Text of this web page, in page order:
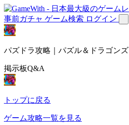
事前ガチャ ゲーム検索 ログイン
パズドラ攻略｜パズル＆ドラゴンズ
掲示板Q&A
トップに戻る
ゲーム攻略一覧を見る